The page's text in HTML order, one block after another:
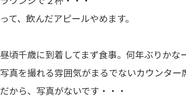
って、飲んだアピールやめます。
昼頃千歳に到着してまず食事。何年ぶりかな
写真を撮れる雰囲気がまるでないカウンター
だから、写真がないです・・・